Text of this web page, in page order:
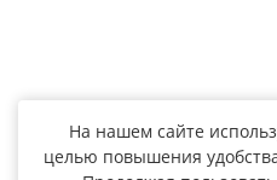
На нашем сайте
целью повышения